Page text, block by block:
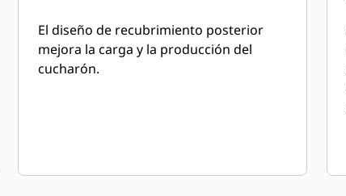
El diseño de recubrimiento posterior
mejora la carga y la producción del
cucharón.